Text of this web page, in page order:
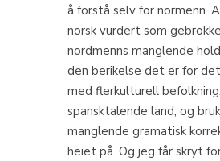
å forstå selv for normenn.
norsk vurdert som
nordmenns manglende
den berikelse det er for
med flerkulturell
spansktalende land, og
manglende gramatisk
heiet på. Og jeg får skryt